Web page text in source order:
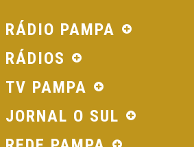
RÁDIO PAMPA
RÁDIOS
TV PAMPA
JORNAL O SUL